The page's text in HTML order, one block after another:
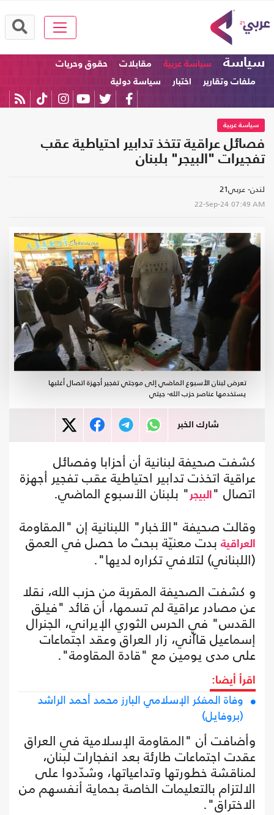
سياسة سياسة عربية مقابلات
حقوق وحريات
ملفات وتقارير
اختبار سياسة دولية
سياسة عربية
فصائل عراقية تتخذ تدابير احتياطية عقب
تفجيرات "البيجر" بلبنان
لندن- عربي21
22-Sep-24 07:49 AM
تعرض لبنان الأسبوع الماضي إلى موجتي تفجير أجهزة اتصال أغلبها
يستخدمها عناصر حزب الله- جيتي
شارك الخبر
كشفت صحيفة لبنانية أن أحزابا وفصائل
عراقية اتخذت تدابير احتياطية عقب تفجير أجهزة
اتصال " البيجر " بلبنان الأسبوع الماضي.
وقالت صحيفة "الأخبار" اللبنانية إن "المقاومة
العراقية بدت معنيّة ببحث ما حصل في العمق
(اللبناني) لتلافي تكراره لديها".
و كشفت الصحيفة المقربة من حزب الله، نقلا
عن مصادر عراقية لم تسمها، أن قائد "فيلق
القدس" في الحرس الثوري الإيراني، الجنرال
إسماعيل قاآني، زار العراق وعقد اجتماعات
على مدى يومين مع "قادة المقاومة".
اقرأ أيضا:
وفاة المفكر الإسلامي البارز محمد أحمد الراشد
(بروفايل)
وأضافت أن "المقاومة الإسلامية في العراق
عقدت اجتماعات طارئة بعد انفجارات لبنان،
لمناقشة خطورتها وتداعياتها، وشدّدوا على
الالتزام بالتعليمات الخاصة بحماية أنفسهم من
الاختراق".